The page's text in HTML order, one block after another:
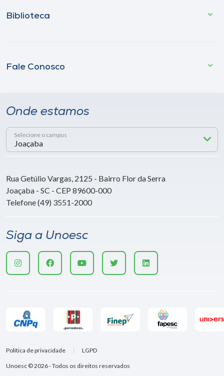
Biblioteca
Fale Conosco
Onde estamos
Selecione o campus
Rua Getúlio Vargas, 2125 - Bairro Flor da Serra
Joaçaba - SC - CEP 89600-000
Telefone (49) 3551-2000
Siga a Unoesc
Unoesc © 2026 - Todos os direitos reservados
Política de privacidade LGPD